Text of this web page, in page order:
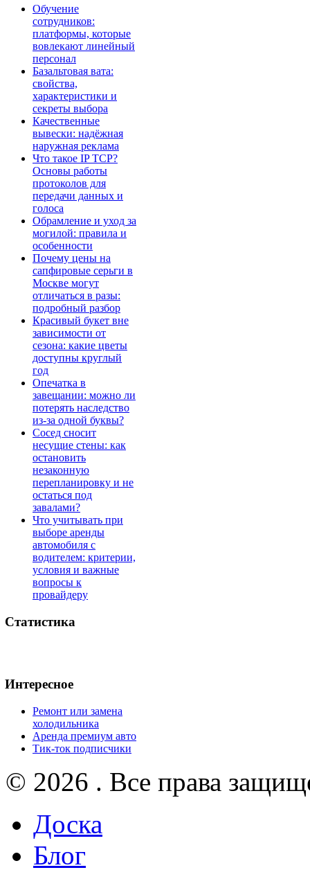
Обучение
сотрудников:
платформы, которые
вовлекают линейный
персонал
Базальтовая вата:
свойства,
характеристики и
секреты выбора
Качественные
вывески: надёжная
наружная реклама
Что такое IP TCP?
Основы работы
протоколов для
передачи данных и
голоса
Обрамление и уход за
могилой: правила и
особенности
Почему цены на
сапфировые серьги в
Москве могут
отличаться в разы:
подробный разбор
Красивый букет вне
зависимости от
сезона: какие цветы
доступны круглый
год
Опечатка в
завещании: можно ли
потерять наследство
из-за одной буквы?
Сосед сносит
несущие стены: как
остановить
незаконную
перепланировку и не
остаться под
завалами?
Что учитывать при
выборе аренды
автомобиля с
водителем: критерии,
условия и важные
вопросы к
провайдеру
Статистика
Интересное
Ремонт или замена
холодильника
Аренда премиум авто
Тик-ток подписчики
© 2026 . Все права
Доска
Блог